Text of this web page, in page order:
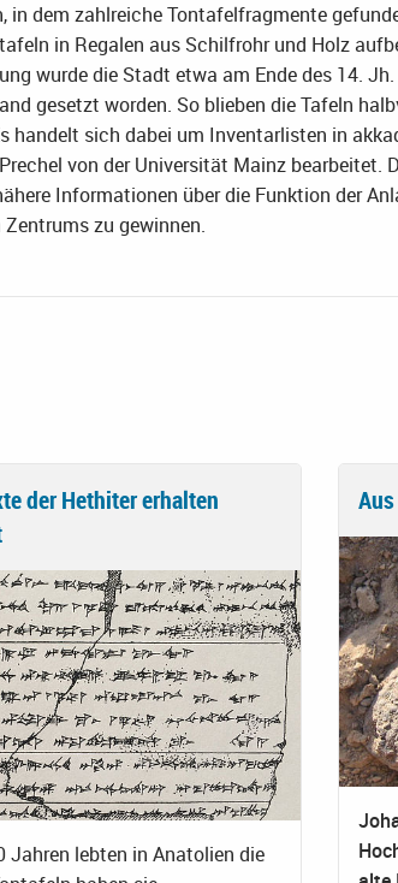
in dem zahlreiche Tontafelfragmente
in Regalen aus Schilfrohr und Holz
wurde die Stadt etwa am Ende des 14.
gesetzt worden. So blieben die Tafeln
handelt sich dabei um Inventarlisten in
von der Universität Mainz bearbeitet.
Informationen über die Funktion der
zu gewinnen.
der Hethiter erhalten
Jahren lebten in Anatolien die